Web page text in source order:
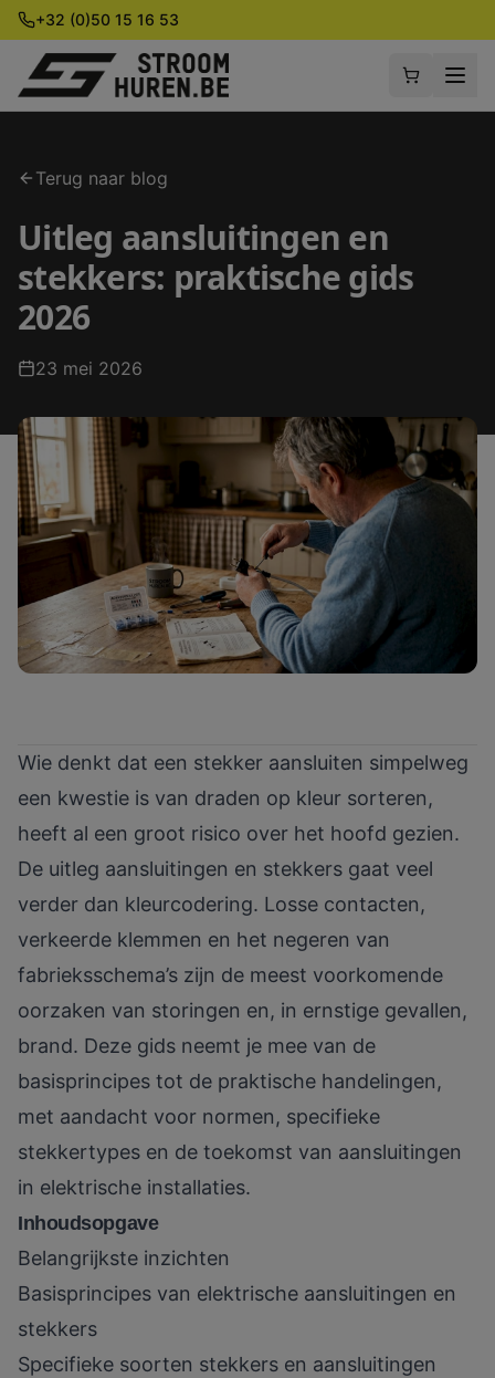
+32 (0)50 15 16 53
Terug naar blog
Uitleg aansluitingen en
stekkers: praktische gids
2026
23 mei 2026
Wie denkt dat een stekker aansluiten simpelweg
een kwestie is van draden op kleur sorteren,
heeft al een groot risico over het hoofd gezien.
De uitleg aansluitingen en stekkers gaat veel
verder dan kleurcodering. Losse contacten,
verkeerde klemmen en het negeren van
fabrieksschema’s zijn de meest voorkomende
oorzaken van storingen en, in ernstige gevallen,
brand. Deze gids neemt je mee van de
basisprincipes tot de praktische handelingen,
met aandacht voor normen, specifieke
stekkertypes en de toekomst van aansluitingen
in elektrische installaties.
Inhoudsopgave
Belangrijkste inzichten
Basisprincipes van elektrische aansluitingen en
stekkers
Specifieke soorten stekkers en aansluitingen